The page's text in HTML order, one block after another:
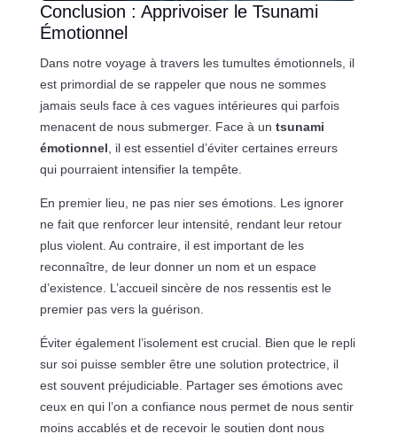
Conclusion : Apprivoiser le Tsunami
Émotionnel
Dans notre voyage à travers les tumultes émotionnels, il
est primordial de se rappeler que nous ne sommes
jamais seuls face à ces vagues intérieures qui parfois
menacent de nous submerger. Face à un tsunami
émotionnel , il est essentiel d’éviter certaines erreurs
qui pourraient intensifier la tempête.
En premier lieu, ne pas nier ses émotions. Les ignorer
ne fait que renforcer leur intensité, rendant leur retour
plus violent. Au contraire, il est important de les
reconnaître, de leur donner un nom et un espace
d’existence. L’accueil sincère de nos ressentis est le
premier pas vers la guérison.
Éviter également l’isolement est crucial. Bien que le repli
sur soi puisse sembler être une solution protectrice, il
est souvent préjudiciable. Partager ses émotions avec
ceux en qui l’on a confiance nous permet de nous sentir
moins accablés et de recevoir le soutien dont nous